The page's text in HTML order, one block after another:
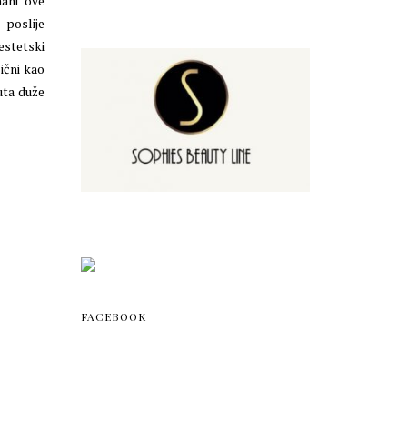
poslije
kao
duže
FACEBOOK